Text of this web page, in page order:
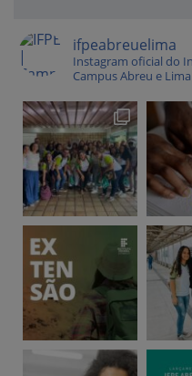
ifpeabreuelima
Instagram oficial do
Campus Abreu e Lima